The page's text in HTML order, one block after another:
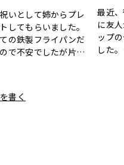
いとして姉からプレ
してもらいました。
の鉄製フライパンだ
で不安でしたが片手
。洗い物も減って一
最近
に友
ップ
した。
書く